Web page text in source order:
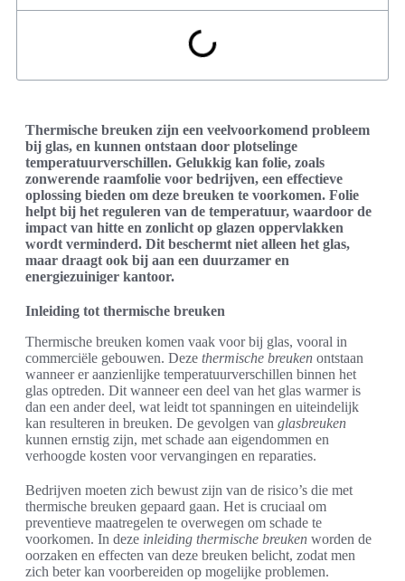
Thermische breuken zijn een veelvoorkomend probleem
bij glas, en kunnen ontstaan door plotselinge
temperatuurverschillen. Gelukkig kan folie, zoals
zonwerende raamfolie voor bedrijven, een effectieve
oplossing bieden om deze breuken te voorkomen. Folie
helpt bij het reguleren van de temperatuur, waardoor de
impact van hitte en zonlicht op glazen oppervlakken
wordt verminderd. Dit beschermt niet alleen het glas,
maar draagt ook bij aan een duurzamer en
energiezuiniger kantoor.
Inleiding tot thermische breuken
Thermische breuken komen vaak voor bij glas, vooral in
commerciële gebouwen. Deze thermische breuken ontstaan
wanneer er aanzienlijke temperatuurverschillen binnen het
glas optreden. Dit wanneer een deel van het glas warmer is
dan een ander deel, wat leidt tot spanningen en uiteindelijk
kan resulteren in breuken. De gevolgen van glasbreuken
kunnen ernstig zijn, met schade aan eigendommen en
verhoogde kosten voor vervangingen en reparaties.
Bedrijven moeten zich bewust zijn van de risico’s die met
thermische breuken gepaard gaan. Het is cruciaal om
preventieve maatregelen te overwegen om schade te
voorkomen. In deze inleiding thermische breuken worden de
oorzaken en effecten van deze breuken belicht, zodat men
zich beter kan voorbereiden op mogelijke problemen.